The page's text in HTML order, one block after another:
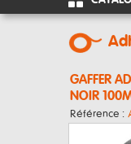
GAFFER
NOIR
Référence :